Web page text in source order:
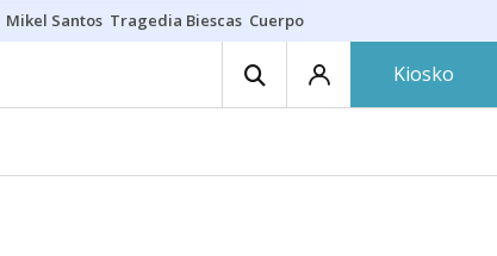
Mikel Santos Tragedia Biescas Cuerpo ría
Kiosko